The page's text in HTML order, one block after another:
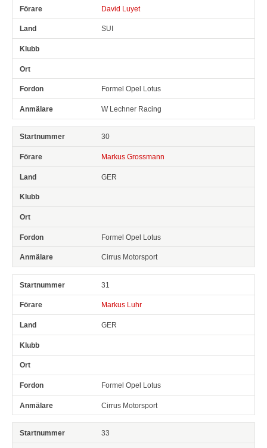
David Luyet
SUI
Formel Opel Lotus
W Lechner Racing
30
Markus Grossmann
GER
Formel Opel Lotus
Cirrus Motorsport
31
Markus Luhr
GER
Formel Opel Lotus
Cirrus Motorsport
33